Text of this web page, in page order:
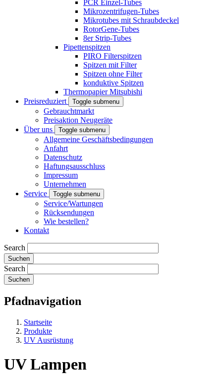
PCR Einzel-Tubes
Mikrozentrifugen-Tubes
Mikrotubes mit Schraubdeckel
RotorGene-Tubes
8er Strip-Tubes
Pipettenspitzen
PIRO Filterspitzen
Spitzen mit Filter
Spitzen ohne Filter
konduktive Spitzen
Thermopapier Mitsubishi
Preisreduziert
Toggle submenu
Gebrauchtmarkt
Preisaktion Neugeräte
Über uns
Toggle submenu
Allgemeine Geschäftsbedingungen
Anfahrt
Datenschutz
Haftungsausschluss
Impressum
Unternehmen
Service
Toggle submenu
Service/Wartungen
Rücksendungen
Wie bestellen?
Kontakt
Search
Search
Pfadnavigation
Startseite
Produkte
UV Ausrüstung
UV Lampen